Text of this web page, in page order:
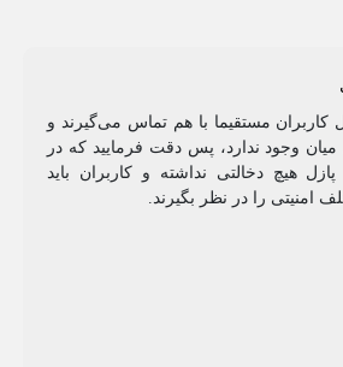
کاربران مستقیما با هم تماس می‌گیرند و
وجود ندارد، پس دقت فرمایید که در
هیچ دخالتی نداشته و کاربران باید
امنیتی را در نظر بگیرند.